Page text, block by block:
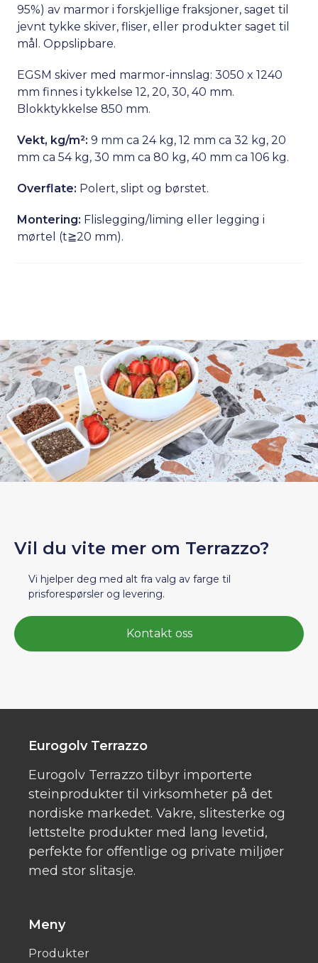
95%) av marmor i forskjellige fraksjoner, saget til
jevnt tykke skiver, fliser, eller produkter saget til
mål. Oppslipbare.
EGSM skiver med marmor-innslag: 3050 x 1240
mm finnes i tykkelse 12, 20, 30, 40 mm.
Blokktykkelse 850 mm.
Vekt, kg/m²: 9 mm ca 24 kg, 12 mm ca 32 kg, 20
mm ca 54 kg, 30 mm ca 80 kg, 40 mm ca 106 kg.
Overflate: Polert, slipt og børstet.
Montering: Flislegging/liming eller legging i
mørtel (t≧20 mm).
Vil du vite mer om Terrazzo?
Vi hjelper deg med alt fra valg av farge til
prisforespørsler og levering.
Kontakt oss
Eurogolv Terrazzo
Eurogolv Terrazzo tilbyr importerte
steinprodukter til virksomheter på det
nordiske markedet. Vakre, slitesterke og
lettstelte produkter med lang levetid,
perfekte for offentlige og private miljøer
med stor slitasje.
Meny
Produkter